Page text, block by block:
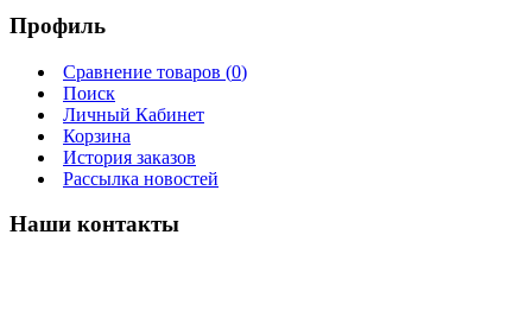
Профиль
Сравнение товаров (0)
Поиск
Личный Кабинет
Корзина
История заказов
Рассылка новостей
Наши контакты